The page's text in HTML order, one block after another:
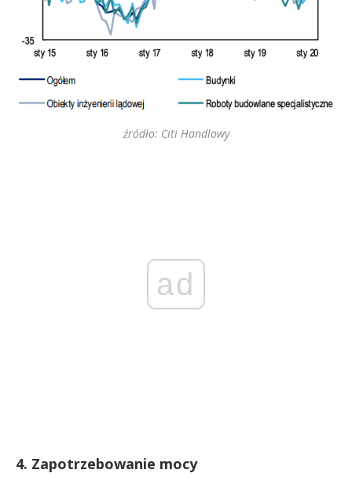
źródło: Citi Handlowy
ad
4. Zapotrzebowanie mocy